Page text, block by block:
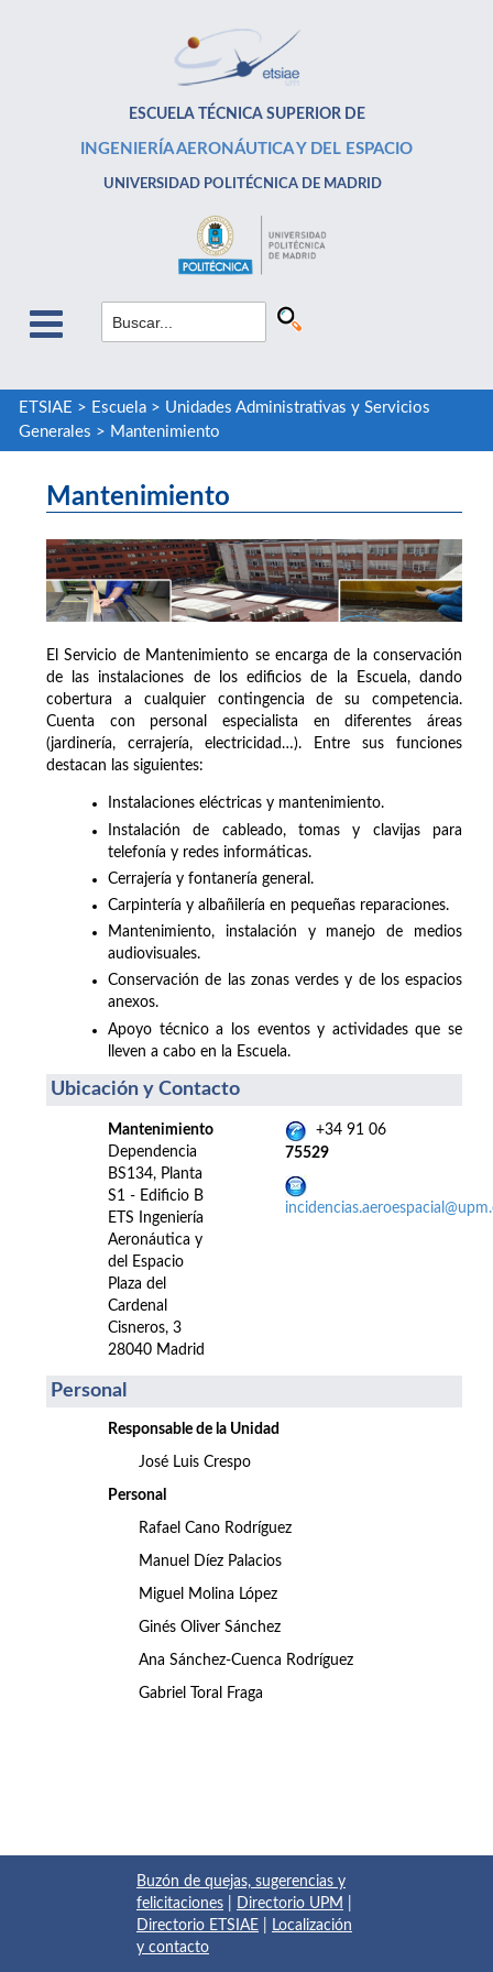
ESCUELA TÉCNICA SUPERIOR DE
INGENIERÍA AERONÁUTICA Y DEL ESPACIO
UNIVERSIDAD POLITÉCNICA DE MADRID
ETSIAE > Escuela> Unidades Administrativas y Servicios
Generales > Mantenimiento
Mantenimiento
El Servicio de Mantenimiento se encarga de la conservación
de las instalaciones de los edificios de la Escuela, dando
cobertura a cualquier contingencia de su competencia.
Cuenta con personal especialista en diferentes áreas
(jardinería, cerrajería, electricidad…). Entre sus funciones
destacan las siguientes:
Instalaciones eléctricas y mantenimiento.
Instalación de cableado, tomas y clavijas para
telefonía y redes informáticas.
Cerrajería y fontanería general.
Carpintería y albañilería en pequeñas reparaciones.
Mantenimiento, instalación y manejo de medios
audiovisuales.
Conservación de las zonas verdes y de los espacios
anexos.
Apoyo técnico a los eventos y actividades que se
lleven a cabo en la Escuela.
Ubicación y Contacto
Mantenimiento
Dependencia
BS134, Planta
S1 - Edificio B
ETS Ingeniería
Aeronáutica y
del Espacio
Plaza del
Cardenal
Cisneros, 3
28040 Madrid
+34 91 06
75529
Personal
Responsable de la Unidad
José Luis Crespo
Personal
Rafael Cano Rodríguez
Manuel Díez Palacios
Miguel Molina López
Ginés Oliver Sánchez
Ana Sánchez-Cuenca Rodríguez
Gabriel Toral Fraga
Buzón de quejas, sugerencias y
felicitaciones
Directorio UPM
Directorio ETSIAE
Localización
y contacto